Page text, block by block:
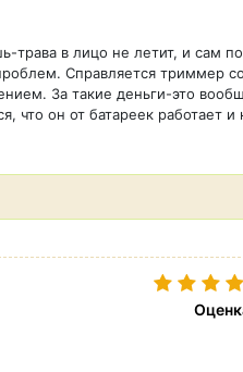
трава в лицо не летит, и сам по
Справляется триммер со
За такие деньги-это
что он от батареек работает и